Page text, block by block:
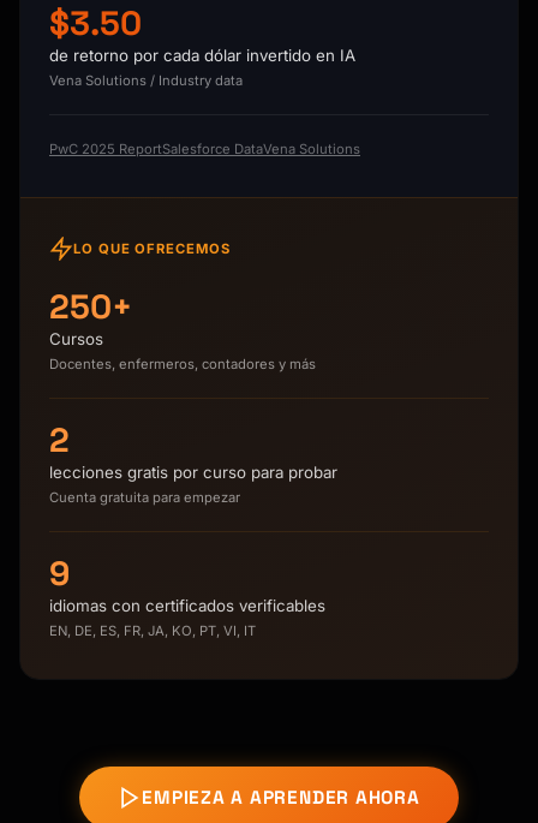
$3.50
de retorno por cada dólar invertido en IA
Vena Solutions / Industry data
PwC 2025 ReportSalesforce DataVena Solutions
LO QUE OFRECEMOS
250+
Cursos
Docentes, enfermeros, contadores y más
2
lecciones gratis por curso para probar
Cuenta gratuita para empezar
9
idiomas con certificados verificables
EN, DE, ES, FR, JA, KO, PT, VI, IT
EMPIEZA A APRENDER AHORA